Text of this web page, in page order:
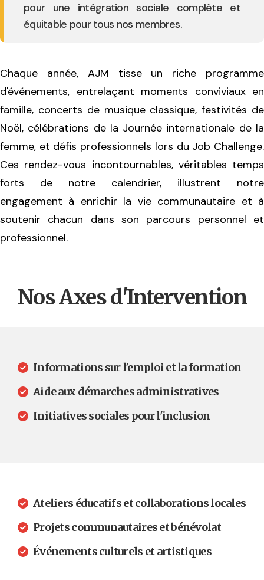
pour une intégration sociale complète et
équitable pour tous nos membres.
Chaque année, AJM tisse un riche programme
d'événements, entrelaçant moments conviviaux en
famille, concerts de musique classique, festivités de
Noël, célébrations de la Journée internationale de la
femme, et défis professionnels lors du Job Challenge.
Ces rendez-vous incontournables, véritables temps
forts de notre calendrier, illustrent notre
engagement à enrichir la vie communautaire et à
soutenir chacun dans son parcours personnel et
professionnel.
Nos Axes d'Intervention
Informations sur l'emploi et la formation
Aide aux démarches administratives
Initiatives sociales pour l'inclusion
Ateliers éducatifs et collaborations locales
Projets communautaires et bénévolat
Événements culturels et artistiques